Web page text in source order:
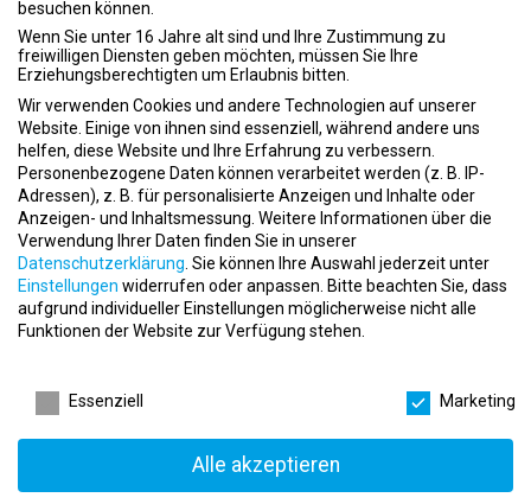
mit Kompetenz, Motivation und echtem Teamspirit.
Das erwartet dich bei Fit fürs Leben:
Tiefer Einblick in Gesundheitsförderung & Vertriebsstrategien
Eigenverantwortung und aktive Mitgestaltung des Studioalltags
Was du mitbringen solltest:
Begeisterung für Sport und die Arbeit mit Menschen
Teamfähigkeit, Lernfreude und Offenheit für Neues
Selbstständiges Arbeiten und eine starke Motivation
Weiterbildungen und echte Karriereperspektiven
Leistungsorientiertes Bonus- und Prämiensystem
Einen sicheren Job in einer stark wachsenden Branche
besuchen können.
Wenn Sie unter 16 Jahre alt sind und Ihre Zustimmung zu
freiwilligen Diensten geben möchten, müssen Sie Ihre
Erziehungsberechtigten um Erlaubnis bitten.
Wir verwenden Cookies und andere Technologien auf unserer
Website. Einige von ihnen sind essenziell, während andere uns
helfen, diese Website und Ihre Erfahrung zu verbessern.
Personenbezogene Daten können verarbeitet werden (z. B. IP-
Adressen), z. B. für personalisierte Anzeigen und Inhalte oder
Anzeigen- und Inhaltsmessung. Weitere Informationen über die
Verwendung Ihrer Daten finden Sie in unserer
Datenschutzerklärung Sie können Ihre Auswahl jederzeit unter
Einstellungen widerrufen oder anpassen. Bitte beachten Sie, dass
aufgrund individueller Einstellungen möglicherweise nicht alle
Funktionen der Website zur Verfügung stehen.
Essenziell
Marketing
Alle akzeptieren